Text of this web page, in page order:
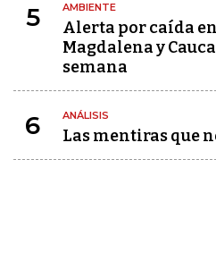
5 AMBIENTE
Alerta por caída
Magdalena y
semana
6 ANÁLISIS
Las mentiras que